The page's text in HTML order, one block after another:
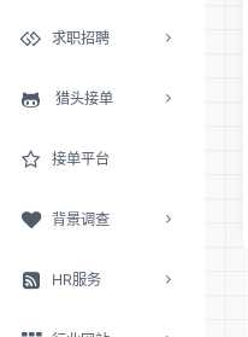
求职招聘
猎头接单
接单平台
背景调查
HR服务